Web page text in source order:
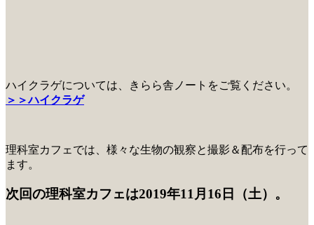
ハイクラゲについては、きらら舎ノートをご覧ください。
＞＞ハイクラゲ
理科室カフェでは、様々な生物の観察と撮影＆配布を行って
ます。
次回の理科室カフェは2019年11月16日（土）。